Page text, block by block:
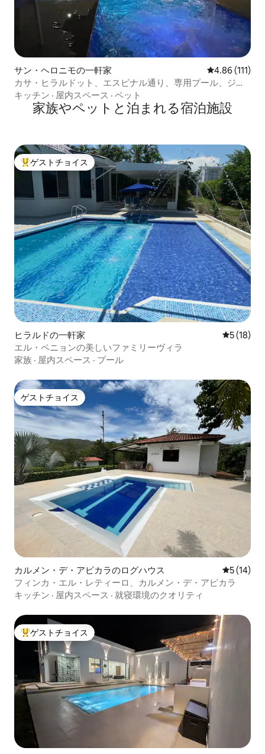
サン・ヘロニモの一軒家 レビュー111
4.86 (111)
カサ・ヒラルドット、エスピナル通り、専用プール、ジャ
グジー
キッチン · 屋内スペース · ペット
家族やペットと泊まれる宿泊施設
大好評のゲストチョイスです。
ゲストチョイス
ヒラルドの一軒家 レビュー
5 (18)
エル・ペニョンの美しいファミリーヴィラ
家族 · 屋内スペース · プール
ゲストチョイス
ゲストチョイス
カルメン・デ・アピカラのログハウス レビュー
5 (14)
フィンカ・エル・レティーロ、カルメン・デ・アピカラ
キッチン · 屋内スペース · 就寝環境のクオリティ
大好評のゲストチョイスです。
ゲストチョイス